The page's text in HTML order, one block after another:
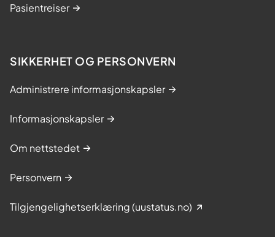
Pasientreiser
SIKKERHET OG PERSONVERN
Administrere informasjonskapsler
Informasjonskapsler
Om nettstedet
Personvern
Tilgjengelighetserklæring (uustatus.no)